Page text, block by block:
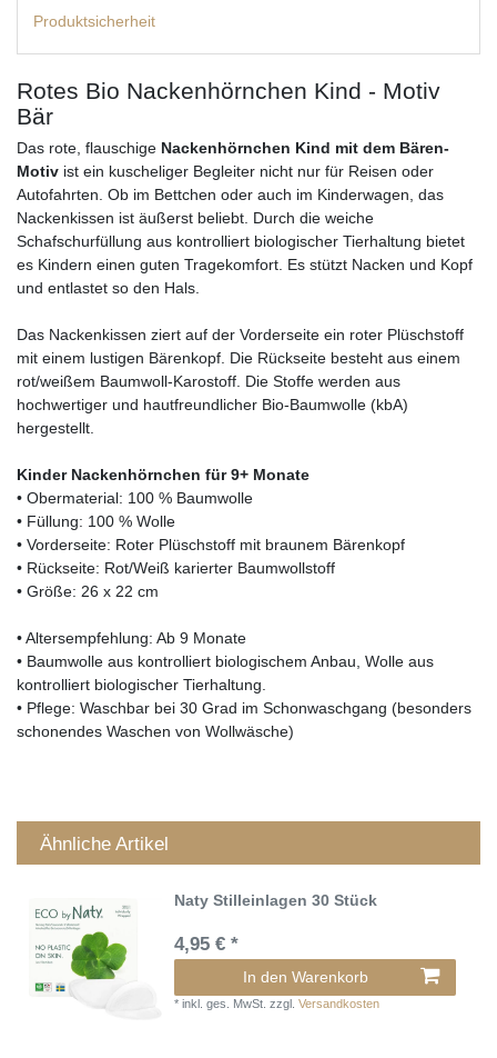
Produktsicherheit
Rotes Bio Nackenhörnchen Kind - Motiv
Bär
Das rote, flauschige Nackenhörnchen Kind mit dem Bären-
Motiv ist ein kuscheliger Begleiter nicht nur für Reisen oder
Autofahrten. Ob im Bettchen oder auch im Kinderwagen, das
Nackenkissen ist äußerst beliebt. Durch die weiche
Schafschurfüllung aus kontrolliert biologischer Tierhaltung bietet
es Kindern einen guten Tragekomfort. Es stützt Nacken und Kopf
und entlastet so den Hals.
Das Nackenkissen ziert auf der Vorderseite ein roter Plüschstoff
mit einem lustigen Bärenkopf. Die Rückseite besteht aus einem
rot/weißem Baumwoll-Karostoff. Die Stoffe werden aus
hochwertiger und hautfreundlicher Bio-Baumwolle (kbA)
hergestellt.
Kinder Nackenhörnchen für 9+ Monate
• Obermaterial: 100 % Baumwolle
• Füllung: 100 % Wolle
• Vorderseite: Roter Plüschstoff mit braunem Bärenkopf
• Rückseite: Rot/Weiß karierter Baumwollstoff
• Größe: 26 x 22 cm
• Altersempfehlung: Ab 9 Monate
• Baumwolle aus kontrolliert biologischem Anbau, Wolle aus
kontrolliert biologischer Tierhaltung.
• Pflege: Waschbar bei 30 Grad im Schonwaschgang (besonders
schonendes Waschen von Wollwäsche)
Ähnliche Artikel
Naty Stilleinlagen 30 Stück
4,95 € *
In den Warenkorb
*inkl. ges. MwSt. zzgl.Versandkosten